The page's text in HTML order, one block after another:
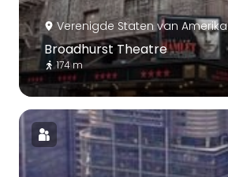
Verenigde Staten van Amerika
Broadhurst Theatre
174 m